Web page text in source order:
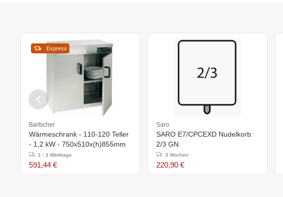
Express
Bartscher
Wärmeschrank - 110-120 Teller
- 1,2 kW - 750x510x(h)855mm
1 - 3 Werktage
591,44 €
Saro
SARO E7/CPCEXD Nudelkorb:
2/3 GN
3 Wochen
220,90 €